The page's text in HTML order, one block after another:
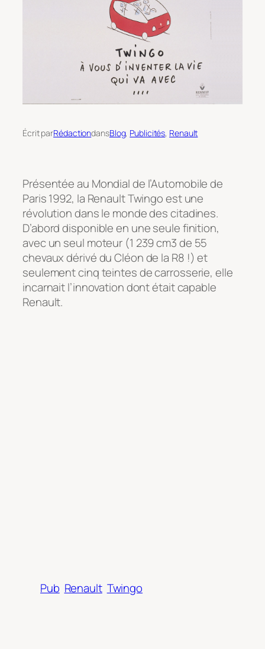
Écrit parRédactiondansBlog, Publicités, Renault
Présentée au Mondial de l’Automobile de
Paris 1992, la Renault Twingo est une
révolution dans le monde des citadines.
D’abord disponible en une seule finition,
avec un seul moteur (1 239 cm3 de 55
chevaux dérivé du Cléon de la R8 !) et
seulement cinq teintes de carrosserie, elle
incarnait l’innovation dont était capable
Renault.
Pub Renault Twingo